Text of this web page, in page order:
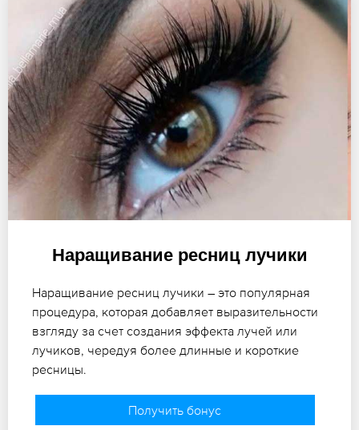
Наращивание ресниц лучики
Наращивание ресниц лучики – это популярная
процедура, которая добавляет выразительности
взгляду за счет создания эффекта лучей или
лучиков, чередуя более длинные и короткие
ресницы.
Получить бонус